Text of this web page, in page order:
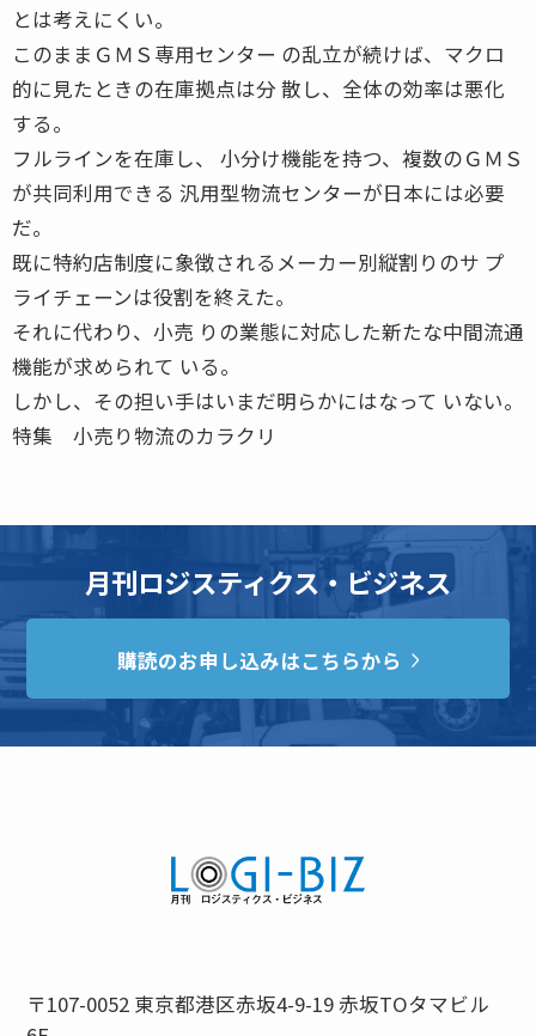
とは考えにくい。
このままＧＭＳ専用センター の乱立が続けば、マクロ
的に見たときの在庫拠点は分 散し、全体の効率は悪化
する。
フルラインを在庫し、 小分け機能を持つ、複数のＧＭＳ
が共同利用できる 汎用型物流センターが日本には必要
だ。
既に特約店制度に象徴されるメーカー別縦割りのサ プ
ライチェーンは役割を終えた。
それに代わり、小売 りの業態に対応した新たな中間流通
機能が求められて いる。
しかし、その担い手はいまだ明らかにはなって いない。
特集 小売り物流のカラクリ
月刊ロジスティクス・ビジネス
購読のお申し込みはこちらから
〒107-0052 東京都港区赤坂4-9-19 赤坂TOタマビル